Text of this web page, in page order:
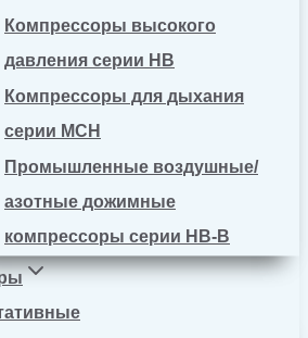
Компрессоры высокого
давления серии HB
Компрессоры для дыхания
серии MCH
Промышленные воздушные/
азотные дожимные
компрессоры серии HB-B